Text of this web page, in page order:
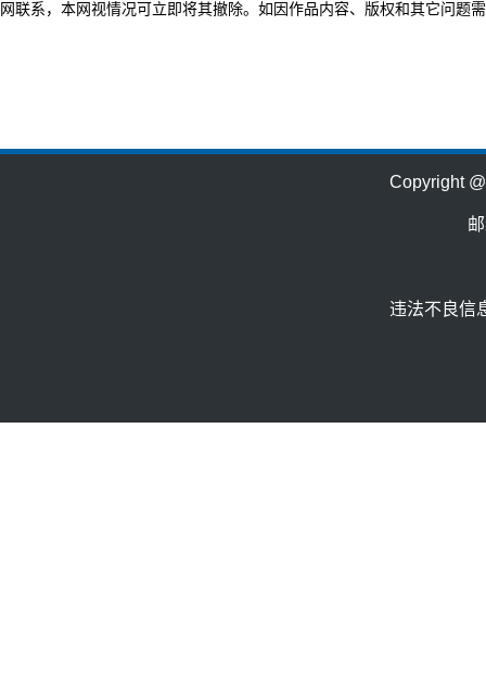
网联系，本网视情况可立即将其撤除。如因作品内容、版权和其它问题
Copyright
违法不良信